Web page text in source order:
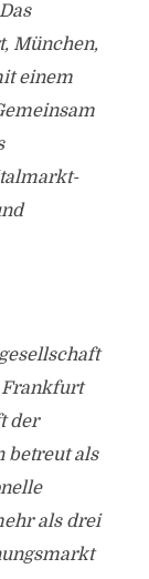
München,
einem
der
betreut als
als drei